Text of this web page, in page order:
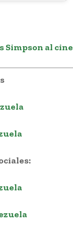
Simpson al cine